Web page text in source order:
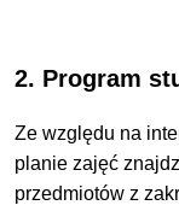
2. Program
Ze względu na
planie zajęć
przedmiotów z